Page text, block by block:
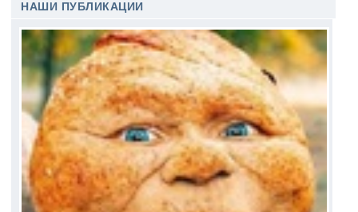
НАШИ ПУБЛИКАЦИИ